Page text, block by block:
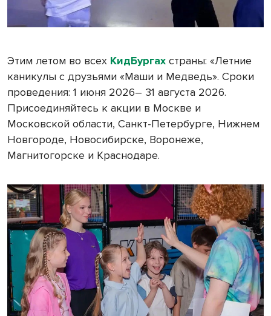
Этим летом во всех КидБургах страны: «Летние
каникулы с друзьями «Маши и Медведь». Сроки
проведения: 1 июня 2026– 31 августа 2026.
Присоединяйтесь к акции в Москве и
Московской области, Санкт-Петербурге, Нижнем
Новгороде, Новосибирске, Воронеже,
Магнитогорске и Краснодаре.